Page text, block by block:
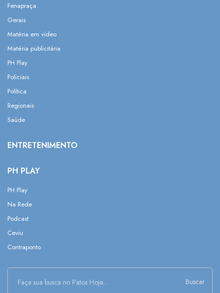
Fenapraça
Gerais
Matéria em vídeo
Matéria publicitária
PH Play
Policiais
Política
Regionais
Saúde
ENTRETENIMENTO
PH PLAY
PH Play
Na Rede
Podcast
Ceviu
Contraponto
Buscar